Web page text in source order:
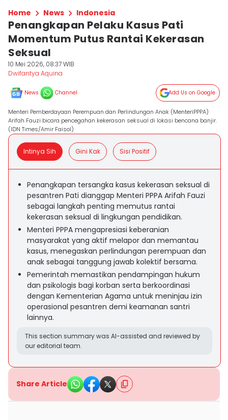
Home News Indonesia
Penangkapan Pelaku Kasus Pati
Momentum Putus Rantai Kekerasan
Seksual
10 Mei 2026, 08:37 WIB
Dwifantya Aquina
News Channel Add Us on Google
Menteri Pemberdayaan Perempuan dan Perlindungan Anak (MenteriPPPA)
Arifah Fauzi bicara pencegahan kekerasan seksual di lokasi bencana banjir.
(IDN Times/Amir Faisol)
Intinya Sih Gini Kak Sisi Positif
Penangkapan tersangka kasus kekerasan seksual di
pesantren Pati dianggap Menteri PPPA Arifah Fauzi
sebagai langkah penting memutus rantai
kekerasan seksual di lingkungan pendidikan.
Menteri PPPA mengapresiasi keberanian
masyarakat yang aktif melapor dan memantau
kasus, menegaskan perlindungan perempuan dan
anak sebagai tanggung jawab kolektif bersama.
Pemerintah memastikan pendampingan hukum
dan psikologis bagi korban serta berkoordinasi
dengan Kementerian Agama untuk meninjau izin
operasional pesantren demi keamanan santri
lainnya.
This section summary was AI-assisted and reviewed by
our editorial team.
Share Article